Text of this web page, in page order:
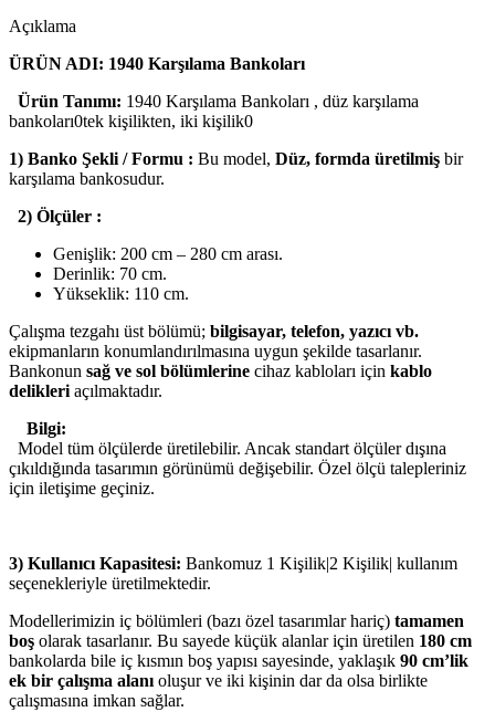
Açıklama
ÜRÜN ADI: 1940 Karşılama Bankoları
Ürün Tanımı: 1940 Karşılama Bankoları , düz karşılama
bankoları0tek kişilikten, iki kişilik0
1) Banko Şekli / Formu : Bu model, Düz, formda üretilmiş bir
karşılama bankosudur.
2) Ölçüler :
Genişlik: 200 cm – 280 cm arası.
Derinlik: 70 cm.
Yükseklik: 110 cm.
Çalışma tezgahı üst bölümü; bilgisayar, telefon, yazıcı vb.
ekipmanların konumlandırılmasına uygun şekilde tasarlanır.
Bankonun sağ ve sol bölümlerine cihaz kabloları için kablo
delikleri açılmaktadır.
Bilgi:
Model tüm ölçülerde üretilebilir. Ancak standart ölçüler dışına
çıkıldığında tasarımın görünümü değişebilir. Özel ölçü talepleriniz
için iletişime geçiniz.
3) Kullanıcı Kapasitesi: Bankomuz 1 Kişilik|2 Kişilik| kullanım
seçenekleriyle üretilmektedir.
Modellerimizin iç bölümleri (bazı özel tasarımlar hariç) tamamen
boş olarak tasarlanır. Bu sayede küçük alanlar için üretilen 180 cm
bankolarda bile iç kısmın boş yapısı sayesinde, yaklaşık 90 cm’lik
ek bir çalışma alanı oluşur ve iki kişinin dar da olsa birlikte
çalışmasına imkan sağlar.